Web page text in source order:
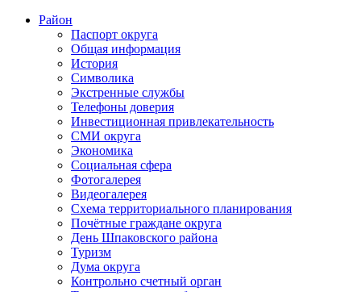
Район
Паспорт округа
Общая информация
История
Символика
Экстренные службы
Телефоны доверия
Инвестиционная привлекательность
СМИ округа
Экономика
Социальная сфера
Фотогалерея
Видеогалерея
Схема территориального планирования
Почётные граждане округа
День Шпаковского района
Туризм
Дума округа
Контрольно счетный орган